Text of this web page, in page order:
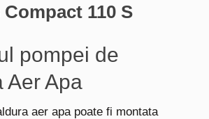
pompei de
Aer Apa
aer apa poate fi montata